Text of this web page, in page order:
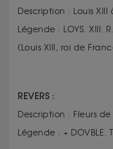
Description : Louis XIII
Légende : LOYS. XIII.
(Louis XIII, roi de
REVERS :
Description : Fleurs de
Légende : + DOVBLE.